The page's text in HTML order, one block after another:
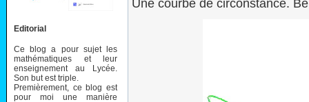
Editorial
Ce blog a pour sujet les
mathématiques et leur
enseignement au Lycée.
Son but est triple.
Premièrement, ce blog est
pour moi une manière
Une courbe de circonstance.